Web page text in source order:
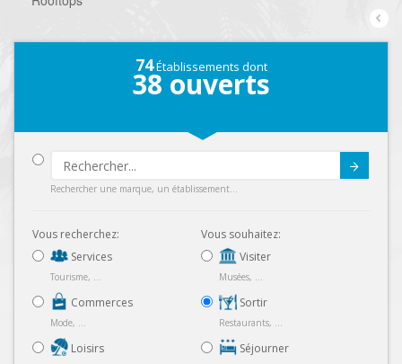
74Établissements dont
38 ouverts
Rechercher une marque, un établissement...
Vous recherchez:
Services
Tourisme, ...
Commerces
Mode, ...
Loisirs
Vous souhaitez:
Visiter
Musées, ...
Sortir
Restaurants, ...
Séjourner